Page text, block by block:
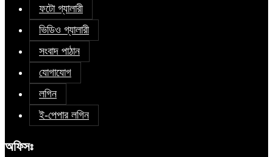
ফটো গ্যালারী
ভিডিও গ্যালারী
সংবাদ পাঠান
যোগাযোগ
লগিন
ই-পেপার লগিন
অফিসঃ